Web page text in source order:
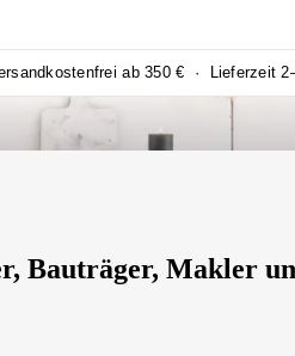
ab 350 € · Lieferzeit
Bauträger, Makler